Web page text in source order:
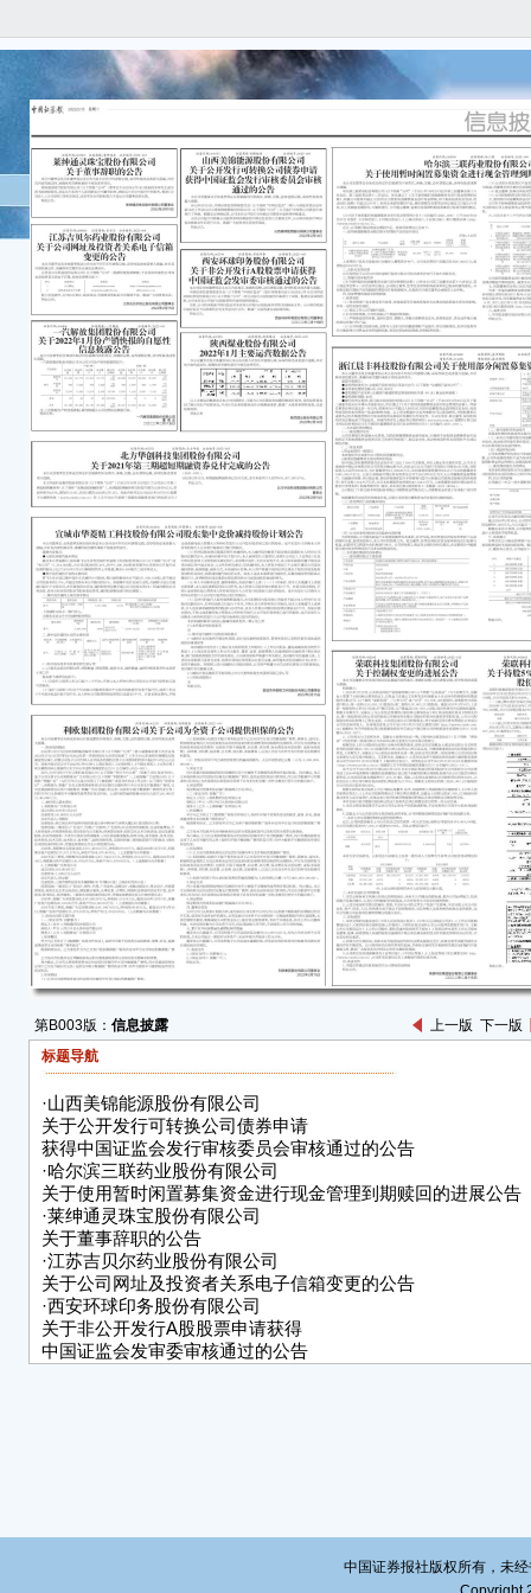
第B003版： 信息披露 上一版 下一版
标题导航
·山西美锦能源股份有限公司
关于公开发行可转换公司债券申请
获得中国证监会发行审核委员会审核通过的公告
·哈尔滨三联药业股份有限公司
关于使用暂时闲置募集资金进行现金管理到期赎回的进展公告
·莱绅通灵珠宝股份有限公司
关于董事辞职的公告
·江苏吉贝尔药业股份有限公司
关于公司网址及投资者关系电子信箱变更的公告
·西安环球印务股份有限公司
关于非公开发行A股股票申请获得
中国证监会发审委审核通过的公告
宣城市华菱精工科技股份有限公司股东集中竞价减持股份计
证
放
一
关于
信
本公
实、
遗漏
一
报数
■
注：
定期
特
一
董
二
中国证券报社版权所有，未